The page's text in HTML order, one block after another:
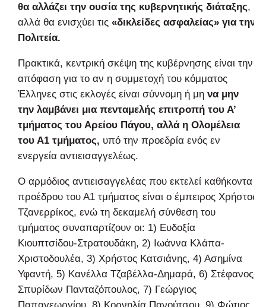
θα αλλάζει την ουσία της κυβερνητικής διάταξης,
αλλά θα ενισχύει τις «δικλείδες ασφαλείας» για την
Πολιτεία.
Πρακτικά, κεντρική σκέψη της κυβέρνησης είναι την
απόφαση για το αν η συμμετοχή του κόμματος
Έλληνες στις εκλογές είναι σύννομη ή μη να μην
την λαμβάνει μια πενταμελής επιτροπή του Α’
τμήματος του Αρείου Πάγου, αλλά η Ολομέλεια
του Α1 τμήματος, υπό την προεδρία ενός εν
ενεργεία αντιεισαγγελέως.
Ο αρμόδιος αντιεισαγγελέας που εκτελεί καθήκοντα
προέδρου του Α1 τμήματος είναι ο έμπειρος Χρήστος
Τζανερρίκος, ενώ τη δεκαμελή σύνθεση του
τμήματος συναπαρτίζουν οι: 1) Ευδοξία
Κιουπτσίδου-Στρατουδάκη, 2) Ιωάννα Κλάπα-
Χριστοδουλέα, 3) Χρήστος Κατσιάνης, 4) Ασημίνα
Υφαντή, 5) Κανέλλα Τζαβέλλα-Δημαρά, 6) Στέφανος-
Σπυρίδων Πανταζόπουλος, 7) Γεώργιος
Παπαγεωργίου, 8) Κορνηλία Πανούτσου, 9) Φώτιος